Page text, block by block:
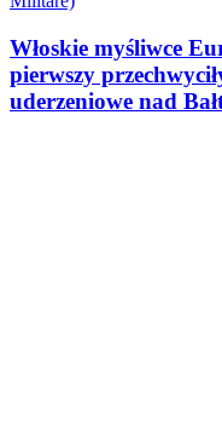
Włoskie myśliwce
pierwszy
uderzeniowe nad